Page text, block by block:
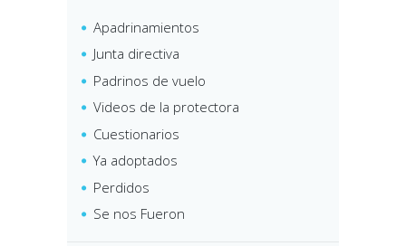
Apadrinamientos
Junta directiva
Padrinos de vuelo
Videos de la protectora
Cuestionarios
Ya adoptados
Perdidos
Se nos Fueron